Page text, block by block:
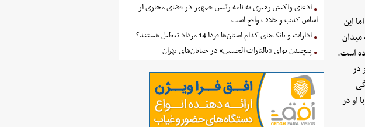
این
است.
در
او در
ادعای واکنش رهبری به نامه رئیس جمهور در فضای مجازی از
اساس کذب و خلاف واقع است
ادارات و بانک‌های کدام استان‌ها فردا 14 مرداد تعطیل هستند؟
پیچیدن نوای «یالثارات الحسین» در خیابان‌های تهران